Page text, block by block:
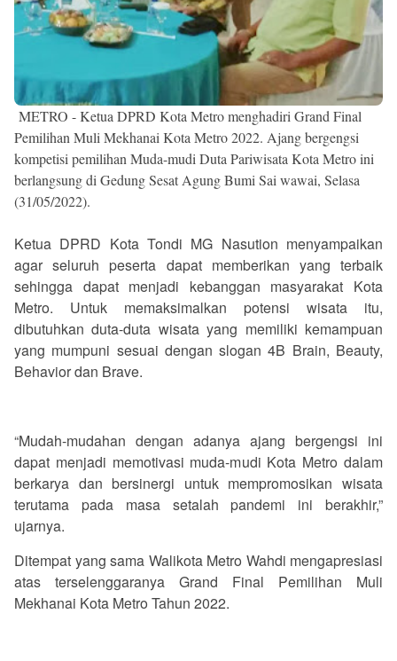
METRO - Ketua DPRD Kota Metro menghadiri Grand Final
Pemilihan Muli Mekhanai Kota Metro 2022. Ajang bergengsi
kompetisi pemilihan Muda-mudi Duta Pariwisata Kota Metro ini
berlangsung di Gedung Sesat Agung Bumi Sai wawai, Selasa
(31/05/2022).
Ketua DPRD Kota Tondi MG Nasution menyampaikan
agar seluruh peserta dapat memberikan yang terbaik
sehingga dapat menjadi kebanggan masyarakat Kota
Metro. Untuk memaksimalkan potensi wisata itu,
dibutuhkan duta-duta wisata yang memiliki kemampuan
yang mumpuni sesuai dengan slogan 4B Brain, Beauty,
Behavior dan Brave.
“Mudah-mudahan dengan adanya ajang bergengsi ini
dapat menjadi memotivasi muda-mudi Kota Metro dalam
berkarya dan bersinergi untuk mempromosikan wisata
terutama pada masa setalah pandemi ini berakhir,”
ujarnya.
Ditempat yang sama Walikota Metro Wahdi mengapresiasi
atas terselenggaranya Grand Final Pemilihan Muli
Mekhanai Kota Metro Tahun 2022.